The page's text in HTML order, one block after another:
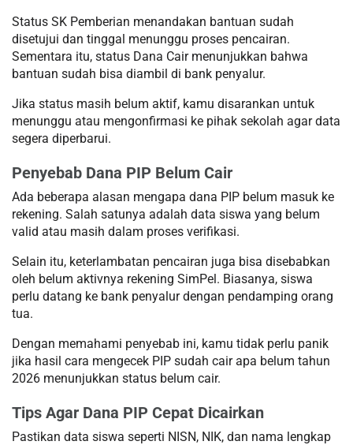
Status SK Pemberian menandakan bantuan sudah
disetujui dan tinggal menunggu proses pencairan.
Sementara itu, status Dana Cair menunjukkan bahwa
bantuan sudah bisa diambil di bank penyalur.
Jika status masih belum aktif, kamu disarankan untuk
menunggu atau mengonfirmasi ke pihak sekolah agar data
segera diperbarui.
Penyebab Dana PIP Belum Cair
Ada beberapa alasan mengapa dana PIP belum masuk ke
rekening. Salah satunya adalah data siswa yang belum
valid atau masih dalam proses verifikasi.
Selain itu, keterlambatan pencairan juga bisa disebabkan
oleh belum aktivnya rekening SimPel. Biasanya, siswa
perlu datang ke bank penyalur dengan pendamping orang
tua.
Dengan memahami penyebab ini, kamu tidak perlu panik
jika hasil cara mengecek PIP sudah cair apa belum tahun
2026 menunjukkan status belum cair.
Tips Agar Dana PIP Cepat Dicairkan
Pastikan data siswa seperti NISN, NIK, dan nama lengkap